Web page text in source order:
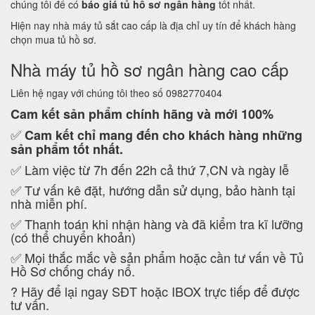
chúng tôi để có báo giá tủ hồ sơ ngân hàng tốt nhất.
Hiện nay nhà máy tủ sắt cao cấp là địa chỉ uy tín để khách hàng
chọn mua tủ hồ sơ.
Nhà máy tủ hồ sơ ngân hàng cao cấp
Liên hệ ngay với chúng tôi theo số 0982770404
Cam kếtsản phẩm chính hãng và mới 100%
✅Cam kếtchỉ mang đến cho khách hàng những
sản phẩm tốt nhất.
✅ Làm việc từ 7h đến 22h cả thứ 7,CN và ngày lễ
✅ Tư vấn kê đặt, hướng dẫn sử dụng, bảo hành tại
nhà miễn phí.
✅ Thanh toán khi nhận hàng và đã kiểm tra kĩ lưỡng
(có thể chuyển khoản)
✅ Mọi thắc mắc về sản phẩm hoặc cần tư vấn về Tủ
Hồ Sơ chống cháy nổ.
? Hãy để lại ngay SĐT hoặc IBOX trực tiếp để được
tư vấn.